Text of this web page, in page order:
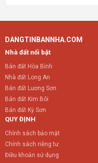
DANGTINBANNHA.COM
Nhà đất nổi bật
Bán đất Hòa Bình
Nhà đất Long An
Bán đất Lương Sơn
Bán đất Kim Bôi
Bán đất Kỳ Sơn
QUY ĐỊNH
Chính sách bảo mật
Chính sách riêng tư
Điều khoản sử dụng